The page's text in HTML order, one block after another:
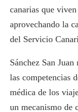
canarias que
aprovechando la
del Servicio
Sánchez San
las competencias
médica de los
un mecanismo de